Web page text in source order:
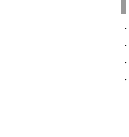
・
・
・
・